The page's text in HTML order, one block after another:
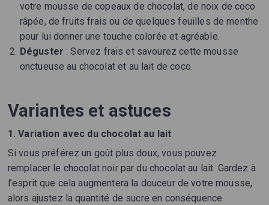
votre mousse de copeaux de chocolat, de noix de coco
râpée, de fruits frais ou de quelques feuilles de menthe
pour lui donner une touche colorée et agréable.
Déguster : Servez frais et savourez cette mousse
onctueuse au chocolat et au lait de coco.
Variantes et astuces
1. Variation avec du chocolat au lait
Si vous préférez un goût plus doux, vous pouvez
remplacer le chocolat noir par du chocolat au lait. Gardez à
l’esprit que cela augmentera la douceur de votre mousse,
alors ajustez la quantité de sucre en conséquence.